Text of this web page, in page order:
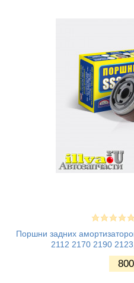
Поршни задних
2112 2170 2190
800